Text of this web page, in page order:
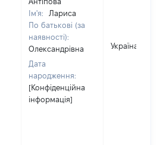
Ім'я:
Лариса
По батькові (за
наявності):
Олександрівна
Дата
народження:
[Конфіденційна
інформація]
Україна